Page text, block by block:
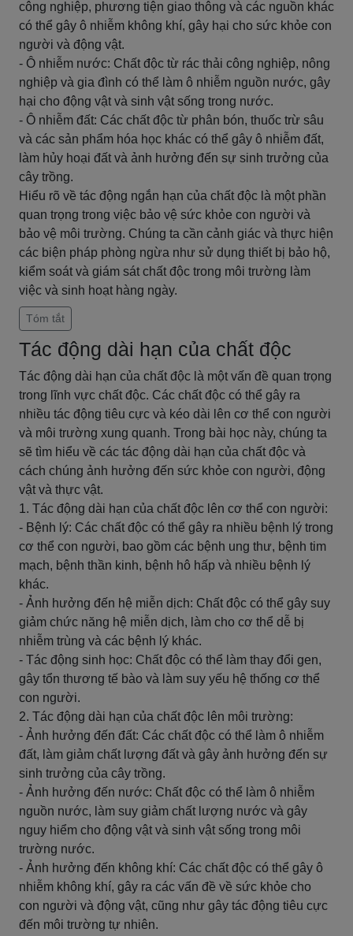
công nghiệp, phương tiện giao thông và các nguồn khác
có thể gây ô nhiễm không khí, gây hại cho sức khỏe con
người và động vật.
- Ô nhiễm nước: Chất độc từ rác thải công nghiệp, nông
nghiệp và gia đình có thể làm ô nhiễm nguồn nước, gây
hại cho động vật và sinh vật sống trong nước.
- Ô nhiễm đất: Các chất độc từ phân bón, thuốc trừ sâu
và các sản phẩm hóa học khác có thể gây ô nhiễm đất,
làm hủy hoại đất và ảnh hưởng đến sự sinh trưởng của
cây trồng.
Hiểu rõ về tác động ngắn hạn của chất độc là một phần
quan trọng trong việc bảo vệ sức khỏe con người và
bảo vệ môi trường. Chúng ta cần cảnh giác và thực hiện
các biện pháp phòng ngừa như sử dụng thiết bị bảo hộ,
kiểm soát và giám sát chất độc trong môi trường làm
việc và sinh hoạt hàng ngày.
Tóm tắt
Tác động dài hạn của chất độc
Tác động dài hạn của chất độc là một vấn đề quan trọng
trong lĩnh vực chất độc. Các chất độc có thể gây ra
nhiều tác động tiêu cực và kéo dài lên cơ thể con người
và môi trường xung quanh. Trong bài học này, chúng ta
sẽ tìm hiểu về các tác động dài hạn của chất độc và
cách chúng ảnh hưởng đến sức khỏe con người, động
vật và thực vật.
1. Tác động dài hạn của chất độc lên cơ thể con người:
- Bệnh lý: Các chất độc có thể gây ra nhiều bệnh lý trong
cơ thể con người, bao gồm các bệnh ung thư, bệnh tim
mạch, bệnh thần kinh, bệnh hô hấp và nhiều bệnh lý
khác.
- Ảnh hưởng đến hệ miễn dịch: Chất độc có thể gây suy
giảm chức năng hệ miễn dịch, làm cho cơ thể dễ bị
nhiễm trùng và các bệnh lý khác.
- Tác động sinh học: Chất độc có thể làm thay đổi gen,
gây tổn thương tế bào và làm suy yếu hệ thống cơ thể
con người.
2. Tác động dài hạn của chất độc lên môi trường:
- Ảnh hưởng đến đất: Các chất độc có thể làm ô nhiễm
đất, làm giảm chất lượng đất và gây ảnh hưởng đến sự
sinh trưởng của cây trồng.
- Ảnh hưởng đến nước: Chất độc có thể làm ô nhiễm
nguồn nước, làm suy giảm chất lượng nước và gây
nguy hiểm cho động vật và sinh vật sống trong môi
trường nước.
- Ảnh hưởng đến không khí: Các chất độc có thể gây ô
nhiễm không khí, gây ra các vấn đề về sức khỏe cho
con người và động vật, cũng như gây tác động tiêu cực
đến môi trường tự nhiên.